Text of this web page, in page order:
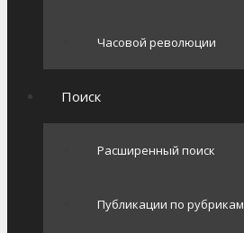
Часовой революции
Поиск
Расширенный поиск
Публикации по рубрикам